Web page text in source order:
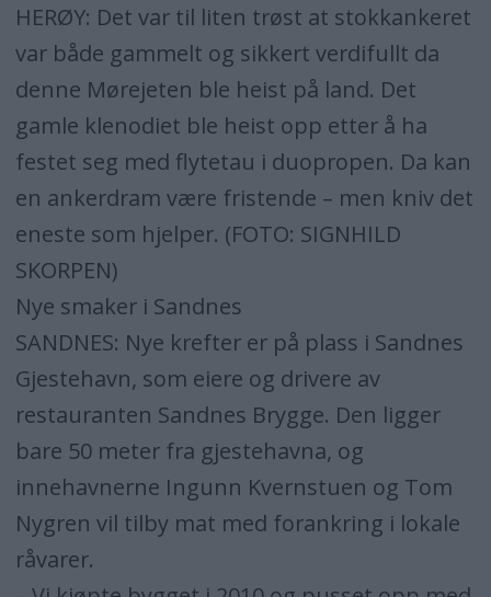
HERØY: Det var til liten trøst at stokkankeret
var både gammelt og sikkert verdifullt da
denne Mørejeten ble heist på land. Det
gamle klenodiet ble heist opp etter å ha
festet seg med flytetau i duopropen. Da kan
en ankerdram være fristende – men kniv det
eneste som hjelper. (FOTO: SIGNHILD
SKORPEN)
Nye smaker i Sandnes
SANDNES: Nye krefter er på plass i Sandnes
Gjestehavn, som eiere og drivere av
restauranten Sandnes Brygge. Den ligger
bare 50 meter fra gjestehavna, og
innehavnerne Ingunn Kvernstuen og Tom
Nygren vil tilby mat med forankring i lokale
råvarer.